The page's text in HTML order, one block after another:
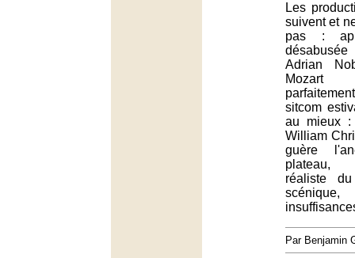
Les
suivent et
pas :
Adrian
Mozart
sitcom
au mieux
William
guère
plateau,
réaliste
Par Benjamin